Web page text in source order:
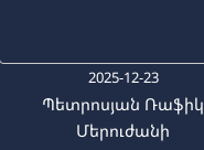
2025-12-23
Պետրոսյան Ռաֆիկ
Մերուժանի